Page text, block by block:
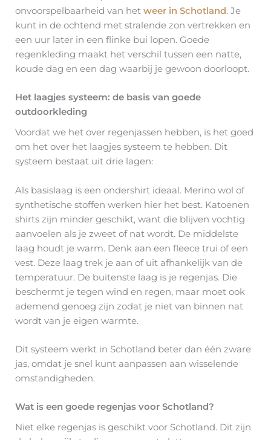
onvoorspelbaarheid van het weer in Schotland. Je
kunt in de ochtend met stralende zon vertrekken en
een uur later in een flinke bui lopen. Goede
regenkleding maakt het verschil tussen een natte,
koude dag en een dag waarbij je gewoon doorloopt.
Het laagjes systeem: de basis van goede
outdoorkleding
Voordat we het over regenjassen hebben, is het goed
om het over het laagjes systeem te hebben. Dit
systeem bestaat uit drie lagen:
Als basislaag is een ondershirt ideaal. Merino wol of
synthetische stoffen werken hier het best. Katoenen
shirts zijn minder geschikt, want die blijven vochtig
aanvoelen als je zweet of nat wordt. De middelste
laag houdt je warm. Denk aan een fleece trui of een
vest. Deze laag trek je aan of uit afhankelijk van de
temperatuur. De buitenste laag is je regenjas. Die
beschermt je tegen wind en regen, maar moet ook
ademend genoeg zijn zodat je niet van binnen nat
wordt van je eigen warmte.
Dit systeem werkt in Schotland beter dan één zware
jas, omdat je snel kunt aanpassen aan wisselende
omstandigheden.
Wat is een goede regenjas voor Schotland?
Niet elke regenjas is geschikt voor Schotland. Dit zijn